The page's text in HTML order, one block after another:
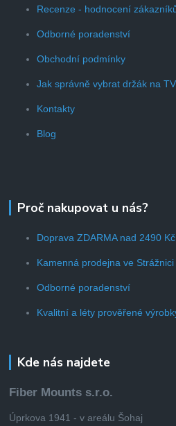
Recenze - hodnocení
Odborné poradenství
Obchodní podmínky
Jak správně vybrat držák na TV
Kontakty
Blog
Proč nakupovat u nás?
Doprava ZDARMA nad 2490 Kč
Kamenná prodejna ve Strážnici
Odborné poradenství
Kvalitní a léty prověřené
Kde nás najdete
Fiber Mounts s.r.o.
Úprkova 1941 - v areálu Šohaj